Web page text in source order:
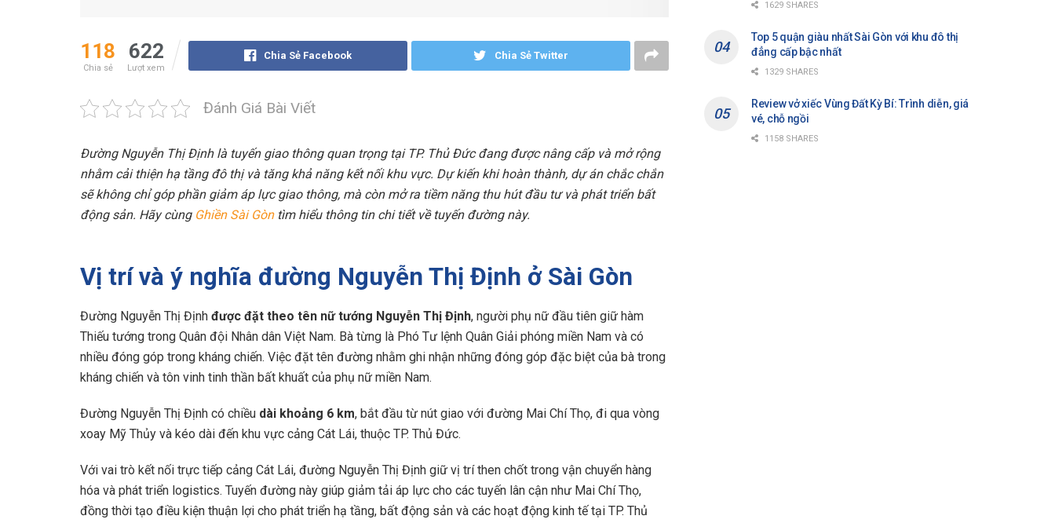
118
Chia sẻ
622
Lượt xem
Chia Sẻ Facebook Chia Sẻ Twitter
Đánh Giá Bài Viết
Đường Nguyễn Thị Định là tuyến giao thông quan trọng tại TP. Thủ Đức đang được nâng cấp và mở rộng
nhằm cải thiện hạ tầng đô thị và tăng khả năng kết nối khu vực. Dự kiến khi hoàn thành, dự án chắc chắn
sẽ không chỉ góp phần giảm áp lực giao thông, mà còn mở ra tiềm năng thu hút đầu tư và phát triển bất
động sản. Hãy cùng Ghiền Sài Gòntìm hiểu thông tin chi tiết về tuyến đường này.
Vị trí và ý nghĩa đường Nguyễn Thị Định ở Sài Gòn
Đường Nguyễn Thị Định được đặt theo tên nữ tướng Nguyễn Thị Định, người phụ nữ đầu tiên giữ hàm
Thiếu tướng trong Quân đội Nhân dân Việt Nam. Bà từng là Phó Tư lệnh Quân Giải phóng miền Nam và có
nhiều đóng góp trong kháng chiến. Việc đặt tên đường nhằm ghi nhận những đóng góp đặc biệt của bà trong
kháng chiến và tôn vinh tinh thần bất khuất của phụ nữ miền Nam.
Đường Nguyễn Thị Định có chiều dài khoảng 6 km, bắt đầu từ nút giao với đường Mai Chí Thọ, đi qua vòng
xoay Mỹ Thủy và kéo dài đến khu vực cảng Cát Lái, thuộc TP. Thủ Đức.
Với vai trò kết nối trực tiếp cảng Cát Lái, đường Nguyễn Thị Định giữ vị trí then chốt trong vận chuyển hàng
hóa và phát triển logistics. Tuyến đường này giúp giảm tải áp lực cho các tuyến lân cận như Mai Chí Thọ,
đồng thời tạo điều kiện thuận lợi cho phát triển hạ tầng, bất động sản và các hoạt động kinh tế tại TP. Thủ
1629 SHARES
Top 5 quận giàu nhất Sài Gòn với khu đô thị
đẳng cấp bậc nhất
1329 SHARES
Review vở xiếc Vùng Đất Kỳ Bí: Trình diễn, giá
vé, chỗ ngồi
1158 SHARES